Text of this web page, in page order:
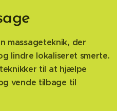
massageteknik, der
lindre lokaliseret smerte.
til at hjælpe
vende tilbage til